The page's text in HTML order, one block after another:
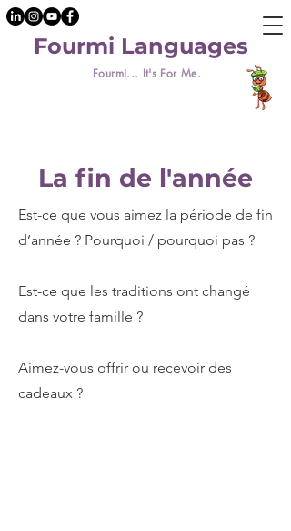
Fourmi... It's For Me.
Fourmi Languages
La fin de l'année
Est-ce que vous aimez la période de fin
d’année ? Pourquoi / pourquoi pas ?
Est-ce que les traditions ont changé
dans votre famille ?
Aimez-vous offrir ou recevoir des
cadeaux ?